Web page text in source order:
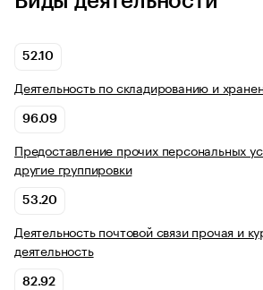
52.10
Деятельность по складированию и
96.09
Предоставление прочих персональных
другие группировки
53.20
Деятельность почтовой связи прочая и
деятельность
82.92